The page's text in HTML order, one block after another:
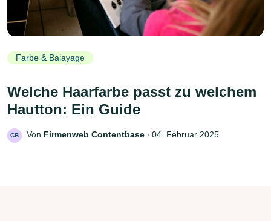
Farbe & Balayage
Welche Haarfarbe passt zu welchem
Hautton: Ein Guide
CB Von Firmenweb Contentbase ‧ 04. Februar 2025